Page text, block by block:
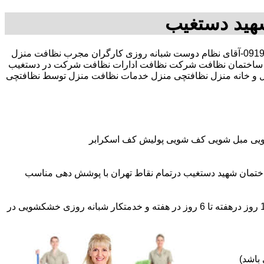
دستغیب
30 در صد تخفیف بیمه رایگان 09196351909-آقای نظام دوست شبانه روزی کارگران مجرب نظافت منزل
نظافت شرکت نظافت ادارات نظافت شرکت در دستغیب
و خانه منزل نظافتچی منزل خدمات نظافت منزل توسط نظافتچی
مبل شویی کف شویی پولیش کف اسکرابر
شهید دستغیب درتمام نقاط تهران با پوشش دهی مناسب
اعزام نظافتچی روزمزد و مهمان دار به تمام نقاط و در سراسر تهران (حرفه ای و آموزش دیده )اعزام خدمتکار ثابت روزانه (خانم)از 1 روز درهفته تا 6 روز در هفته و خدمتکار شبانه روزی خشکشویی در
باشد)